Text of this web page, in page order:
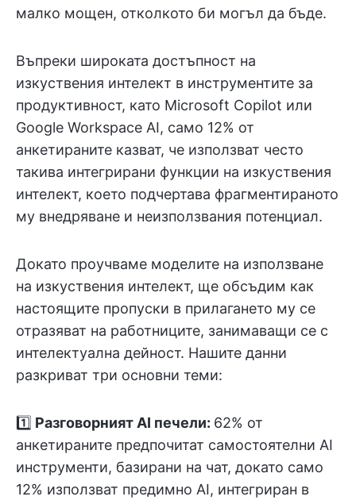
малко мощен, отколкото би могъл да бъде.
Въпреки широката достъпност на
изкуствения интелект в инструментите за
продуктивност, като Microsoft Copilot или
Google Workspace AI, само 12% от
анкетираните казват, че използват често
такива интегрирани функции на изкуствения
интелект, което подчертава фрагментираното
му внедряване и неизползвания потенциал.
Докато проучваме моделите на използване
на изкуствения интелект, ще обсъдим как
настоящите пропуски в прилагането му се
отразяват на работниците, занимаващи се с
интелектуална дейност. Нашите данни
разкриват три основни теми:
1️⃣ Разговорният AI печели: 62% от
анкетираните предпочитат самостоятелни AI
инструменти, базирани на чат, докато само
12% използват предимно AI, интегриран в